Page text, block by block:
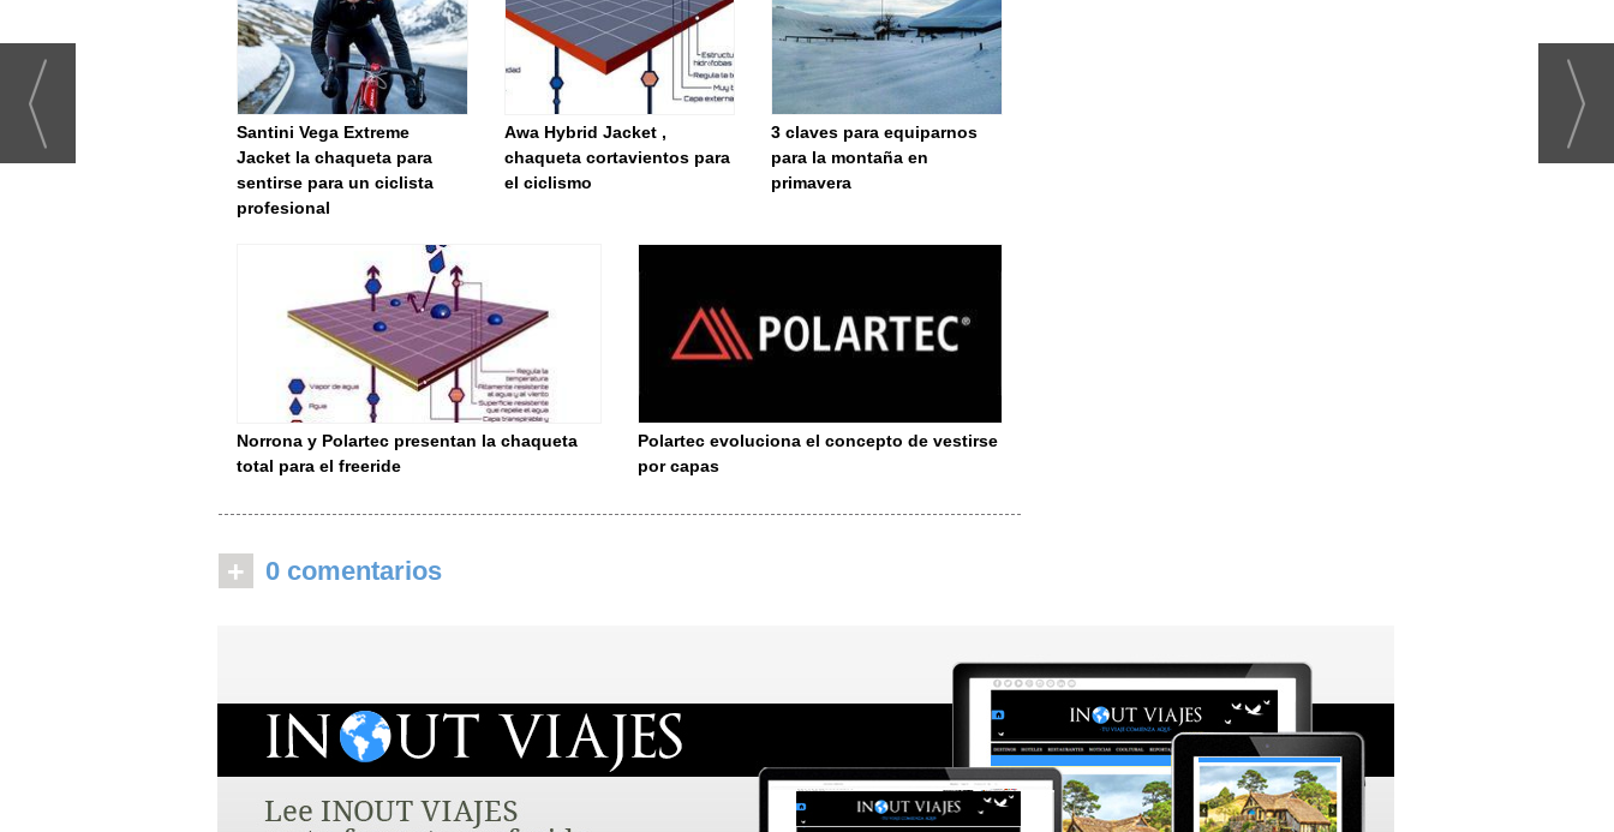
Santini Vega Extreme
Jacket la chaqueta para
sentirse para un ciclista
profesional
Awa Hybrid Jacket ,
chaqueta cortavientos para
el ciclismo
3 claves para equiparnos
para la montaña en
primavera
Norrona y Polartec presentan la chaqueta
total para el freeride
Polartec evoluciona el concepto de vestirse
por capas
+ 0 comentarios